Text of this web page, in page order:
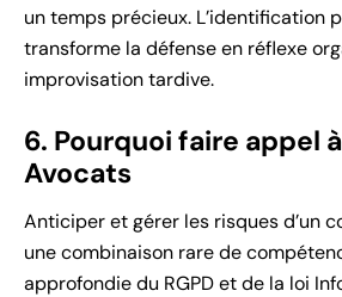
un temps précieux. L’identification
transforme la défense en réflexe
improvisation tardive.
6. Pourquoi faire appel
Avocats
Anticiper et gérer les risques d’un
une combinaison rare de
approfondie du RGPD et de la loi